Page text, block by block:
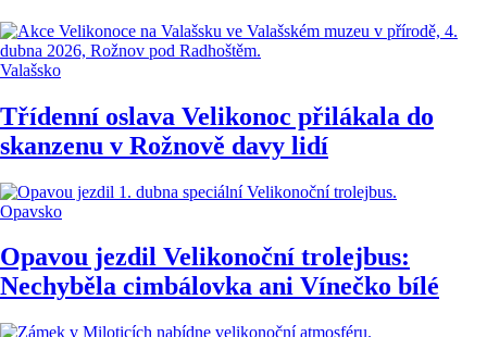
Valašsko
Třídenní oslava Velikonoc přilákala do
skanzenu v Rožnově davy lidí
Opavsko
Opavou jezdil Velikonoční trolejbus:
Nechyběla cimbálovka ani Vínečko bílé